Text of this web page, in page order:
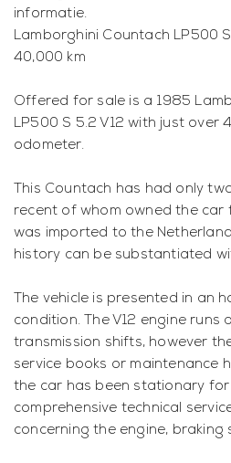
informatie.
Lamborghini Countach LP500
40,000 km
Offered for sale is a 1985
LP500 S 5.2 V12 with just over
odometer.
This Countach has had only
recent of whom owned the car
was imported to the
history can be substantiated
The vehicle is presented in an
condition. The V12 engine runs
transmission shifts, however
service books or maintenance
the car has been stationary
comprehensive technical
concerning the engine, braking